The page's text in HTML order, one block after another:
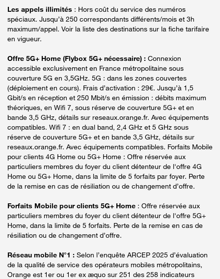
Les appels illimités : Hors coût du service des numéros
spéciaux. Jusqu’à 250 correspondants différents/mois et 3h
maximum/appel. Voir la liste des destinations sur la fiche tarifaire
en vigueur.
Offre 5G+ Home (Flybox 5G+ nécessaire) : Connexion
accessible exclusivement en France métropolitaine sous
couverture 5G en 3,5GHz. 5G : dans les zones couvertes
(déploiement en cours). Frais d’activation : 29€. Jusqu’à 1,5
Gbit/s en réception et 250 Mbit/s en émission : débits maximum
théoriques, en Wifi 7, sous réserve de couverture 5G+ et en
bande 3,5 GHz, détails sur reseaux.orange.fr. Avec équipements
compatibles. Wifi 7 : en dual band, 2,4 GHz et 5 GHz sous
réserve de couverture 5G+ et en bande 3,5 GHz, détails sur
reseaux.orange.fr. Avec équipements compatibles. Forfaits Mobile
pour clients 4G Home ou 5G+ Home : Offre réservée aux
particuliers membres du foyer du client détenteur de l'offre 4G
Home ou 5G+ Home, dans la limite de 5 forfaits par foyer. Perte
de la remise en cas de résiliation ou de changement d’offre.
Forfaits Mobile pour clients 5G+ Home : Offre réservée aux
particuliers membres du foyer du client détenteur de l'offre 5G+
Home, dans la limite de 5 forfaits. Perte de la remise en cas de
résiliation ou de changement d’offre.
Réseau mobile N°1 : Selon l’enquête ARCEP 2025 d’évaluation
de la qualité de service des opérateurs mobiles métropolitains,
Orange est 1er ou 1er ex æquo sur 251 des 258 indicateurs